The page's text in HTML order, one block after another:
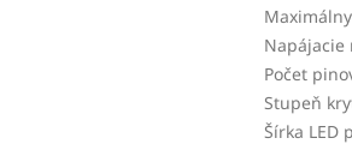
Napájacie
Počet
Stupeň
Šírka LED